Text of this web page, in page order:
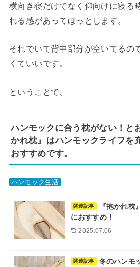
横向き寝だけでなく仰向けに寝る
れる感があってほっとします。
それでいて背中部分が空いてるの
くていいです。
ということで、
ハンモックに合う枕がない！と
かれ枕』はハンモックライフを
おすすめです。
ハンモック生活
関連記事
『抱かれ枕
におすすめ！
2025.07.06
関連記事
冬のハンモ